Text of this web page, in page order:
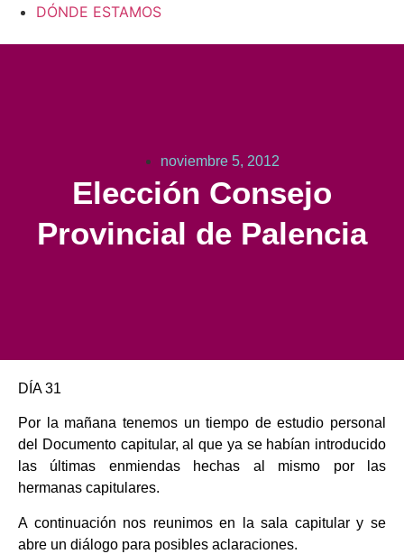
DÓNDE ESTAMOS
noviembre 5, 2012
Elección Consejo
Provincial de Palencia
DÍA 31
Por la mañana tenemos un tiempo de estudio personal
del Documento capitular, al que ya se habían introducido
las últimas enmiendas hechas al mismo por las
hermanas capitulares.
A continuación nos reunimos en la sala capitular y se
abre un diálogo para posibles aclaraciones.